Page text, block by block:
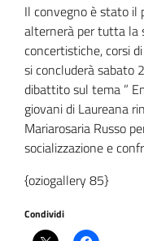
Il convegno è stato il
alternerà per tutta la
concertistiche, corsi
si concluderà sabato
dibattito sul tema ”
giovani di Laureana
Mariarosaria Russo
socializzazione e
{oziogallery 85}
Condividi